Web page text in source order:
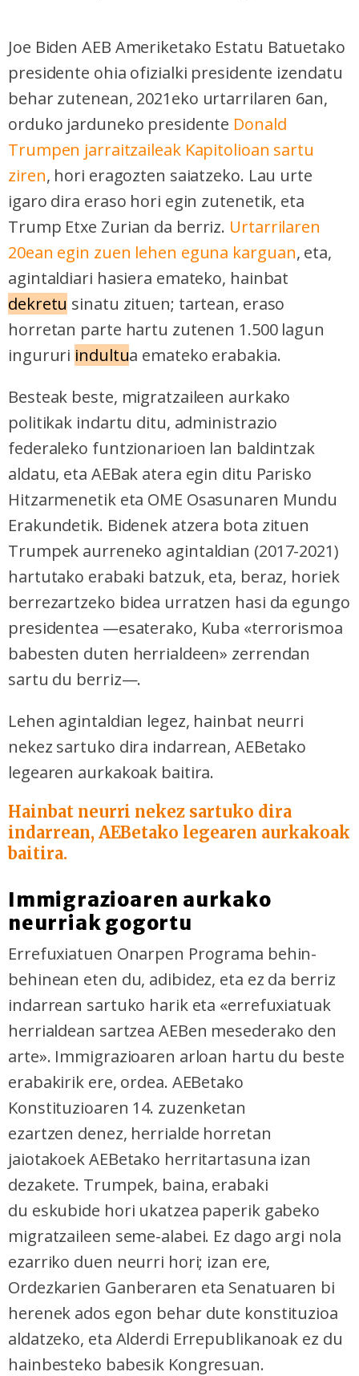
Joe Biden AEB Ameriketako Estatu Batuetako
presidente ohia ofizialki presidente izendatu
behar zutenean, 2021eko urtarrilaren 6an,
orduko jarduneko presidente Donald
Trumpen jarraitzaileak Kapitolioan sartu
ziren, hori eragozten saiatzeko. Lau urte
igaro dira eraso hori egin zutenetik, eta
Trump Etxe Zurian da berriz. Urtarrilaren
20ean egin zuen lehen eguna karguan, eta,
agintaldiari hasiera emateko, hainbat
dekretu sinatu zituen; tartean, eraso
horretan parte hartu zutenen 1.500 lagun
ingururi indultua emateko erabakia.
Besteak beste, migratzaileen aurkako
politikak indartu ditu, administrazio
federaleko funtzionarioen lan baldintzak
aldatu, eta AEBak atera egin ditu Parisko
Hitzarmenetik eta OME Osasunaren Mundu
Erakundetik. Bidenek atzera bota zituen
Trumpek aurreneko agintaldian (2017-2021)
hartutako erabaki batzuk, eta, beraz, horiek
berrezartzeko bidea urratzen hasi da egungo
presidentea —esaterako, Kuba «terrorismoa
babesten duten herrialdeen» zerrendan
sartu du berriz—.
Lehen agintaldian legez, hainbat neurri
nekez sartuko dira indarrean, AEBetako
legearen aurkakoak baitira.
Hainbat neurri nekez sartuko dira
indarrean, AEBetako legearen aurkakoak
baitira.
Immigrazioaren aurkako
neurriak gogortu
Errefuxiatuen Onarpen Programa behin-
behinean eten du, adibidez, eta ez da berriz
indarrean sartuko harik eta «errefuxiatuak
herrialdean sartzea AEBen mesederako den
arte». Immigrazioaren arloan hartu du beste
erabakirik ere, ordea. AEBetako
Konstituzioaren 14. zuzenketan
ezartzen denez, herrialde horretan
jaiotakoek AEBetako herritartasuna izan
dezakete. Trumpek, baina, erabaki
du eskubide hori ukatzea paperik gabeko
migratzaileen seme-alabei. Ez dago argi nola
ezarriko duen neurri hori; izan ere,
Ordezkarien Ganberaren eta Senatuaren bi
herenek ados egon behar dute konstituzioa
aldatzeko, eta Alderdi Errepublikanoak ez du
hainbesteko babesik Kongresuan.